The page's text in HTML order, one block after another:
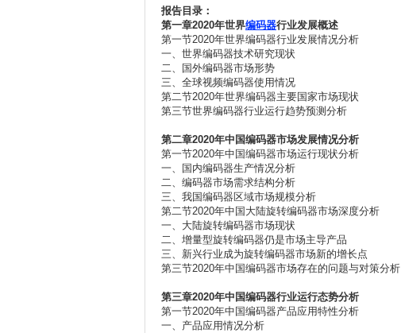
报告目录：
第一章2020年世界编码器行业发展概述
第一节2020年世界编码器行业发展情况分析
一、世界编码器技术研究现状
二、国外编码器市场形势
三、全球视频编码器使用情况
第二节2020年世界编码器主要国家市场现状
第三节世界编码器行业运行趋势预测分析
第二章2020年中国编码器市场发展情况分析
第一节2020年中国编码器市场运行现状分析
一、国内编码器生产情况分析
二、编码器市场需求结构分析
三、我国编码器区域市场规模分析
第二节2020年中国大陆旋转编码器市场深度分析
一、大陆旋转编码器市场现状
二、增量型旋转编码器仍是市场主导产品
三、新兴行业成为旋转编码器市场新的增长点
第三节2020年中国编码器市场存在的问题与对策分析
第三章2020年中国编码器行业运行态势分析
第一节2020年中国编码器产品应用特性分析
一、产品应用情况分析